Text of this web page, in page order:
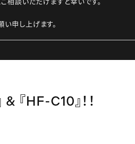
相談いただけますと幸いです。
申し上げます。
HF-C10』！！